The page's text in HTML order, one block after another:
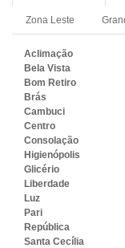
Zona Leste
Aclimação
Bela Vista
Bom Retiro
Brás
Cambuci
Centro
Consolação
Higienópolis
Glicério
Liberdade
Luz
Pari
República
Santa Cecília